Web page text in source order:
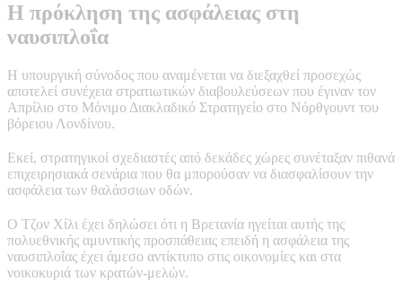
Η πρόκληση της ασφάλειας στη
ναυσιπλοΐα
Η υπουργική σύνοδος που αναμένεται να διεξαχθεί προσεχώς
αποτελεί συνέχεια στρατιωτικών διαβουλεύσεων που έγιναν τον
Απρίλιο στο Μόνιμο Διακλαδικό Στρατηγείο στο Νόρθγουντ του
βόρειου Λονδίνου.
Εκεί, στρατηγικοί σχεδιαστές από δεκάδες χώρες συνέταξαν πιθανά
επιχειρησιακά σενάρια που θα μπορούσαν να διασφαλίσουν την
ασφάλεια των θαλάσσιων οδών.
Ο Τζον Χίλι έχει δηλώσει ότι η Βρετανία ηγείται αυτής της
πολυεθνικής αμυντικής προσπάθειας επειδή η ασφάλεια της
ναυσιπλοΐας έχει άμεσο αντίκτυπο στις οικονομίες και στα
νοικοκυριά των κρατών-μελών.